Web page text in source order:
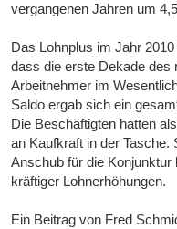
vergangenen Jahren um
Das Lohnplus im Jahr
dass die erste Dekade des
Arbeitnehmer im
Saldo ergab sich ein
Die Beschäftigten hatten
an Kaufkraft in der
Anschub für die
kräftiger Lohnerhöhungen.
Ein Beitrag von Fred